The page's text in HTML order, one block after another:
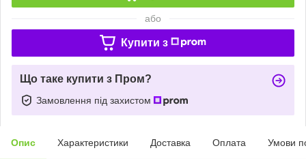
або
Купити з
Що таке купити з Пром?
Замовлення під захистом
Опис Характеристики Доставка Оплата Умови